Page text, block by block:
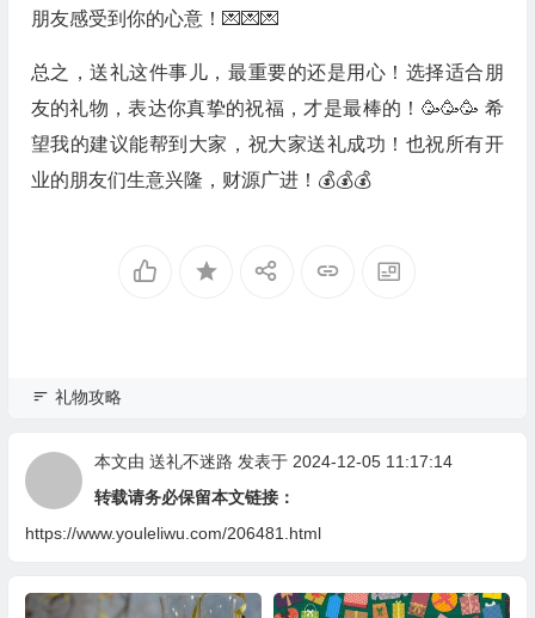
朋友感受到你的心意！💌💌💌
总之，送礼这件事儿，最重要的还是用心！选择适合朋
友的礼物，表达你真挚的祝福，才是最棒的！🥳🥳🥳 希
望我的建议能帮到大家，祝大家送礼成功！也祝所有开
业的朋友们生意兴隆，财源广进！💰💰💰
礼物攻略
本文由 送礼不迷路 发表于 2024-12-05 11:17:14
转载请务必保留本文链接：
https://www.youleliwu.com/206481.html